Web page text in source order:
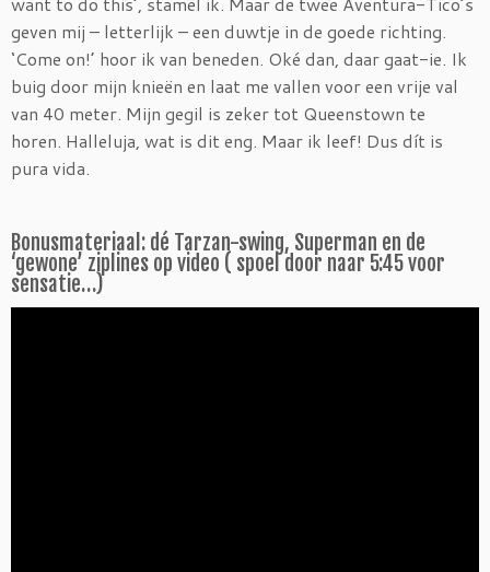
geven mij – letterlijk – een duwtje in de goede richting.
‘Come on!’ hoor ik van beneden. Oké dan, daar gaat-ie. Ik
buig door mijn knieën en laat me vallen voor een vrije val
van 40 meter. Mijn gegil is zeker tot Queenstown te
horen. Halleluja, wat is dit eng. Maar ik leef! Dus dít is
pura vida.
Bonusmateriaal: dé Tarzan-swing, Superman en de
‘gewone’ ziplines op video ( spoel door naar 5:45 voor
sensatie…)